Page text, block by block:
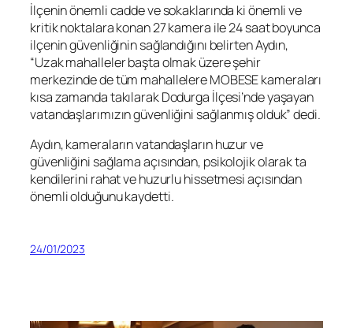
İlçenin önemli cadde ve sokaklarında ki önemli ve
kritik noktalara konan 27 kamera ile 24 saat boyunca
ilçenin güvenliğinin sağlandığını belirten Aydın,
“Uzak mahalleler başta olmak üzere şehir
merkezinde de tüm mahallelere MOBESE kameraları
kısa zamanda takılarak Dodurga İlçesi’nde yaşayan
vatandaşlarımızın güvenliğini sağlanmış olduk” dedi.
Aydın, kameraların vatandaşların huzur ve
güvenliğini sağlama açısından, psikolojik olarak ta
kendilerini rahat ve huzurlu hissetmesi açısından
önemli olduğunu kaydetti.
24/01/2023